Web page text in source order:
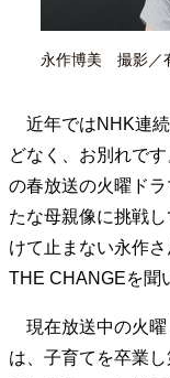
私を彩るエッセンス
社会・カルチャー・マネ
地域とつながる/お
永作博美 撮影／
近年ではNHK連続
どなく、お別れで
の春放送の火曜ド
たな母親像に挑戦
けて止まない永作
THE CHANGEを聞
現在放送中の火曜
は、子育てを卒業